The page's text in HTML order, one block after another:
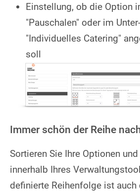
Einstellung, ob die Option
"Pauschalen" oder im
"Individuelles Catering"
soll
Immer schön der Reihe
Sortieren Sie Ihre Optionen
innerhalb Ihres
definierte Reihenfolge ist auch